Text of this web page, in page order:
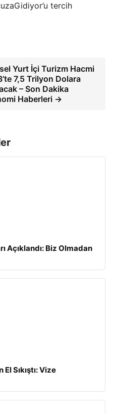
tercih
Yurt İçi Turizm Hacmi
7,5 Trilyon Dolara
– Son Dakika
Haberleri →
Açıklandı: Biz Olmadan
Sıkıştı: Vize